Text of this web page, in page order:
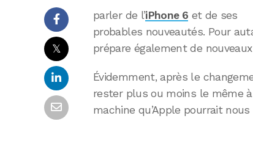
𝕏
parler de l’iPhone 6 et de ses
probables nouveautés. Pour
prépare également de nouveaux
Évidemment, après le
rester plus ou moins le même à
machine qu’Apple pourrait